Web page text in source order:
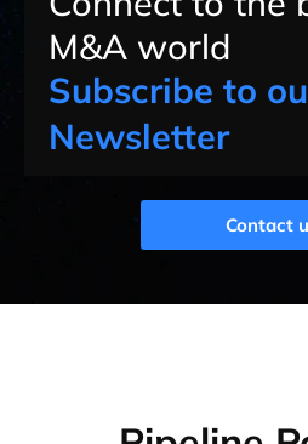
M&A world
Subscribe to
Newsletter
Contact